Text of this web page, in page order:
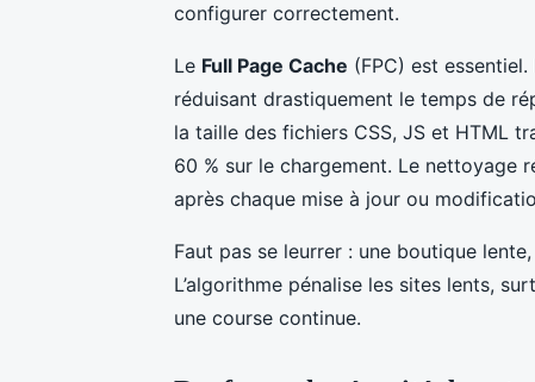
configurer correctement.
Le Full Page Cache (FPC) est
réduisant drastiquement le temps de
la taille des fichiers CSS, JS et HTML
60 % sur le chargement. Le nettoyage
après chaque mise à jour ou
Faut pas se leurrer : une boutique
L’algorithme pénalise les sites lents,
une course continue.